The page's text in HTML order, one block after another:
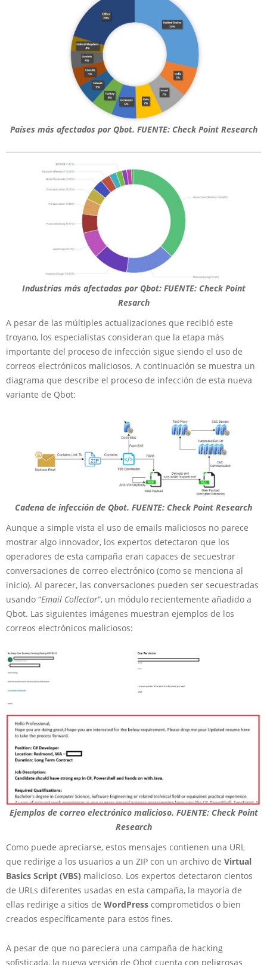
Países más afectados por Qbot. FUENTE: Check Point Research
Industrias más afectadas por Qbot: FUENTE: Check Point
Resarch
A pesar de las múltiples actualizaciones que recibió este
troyano, los especialistas consideran que la etapa más
importante del proceso de infección sigue siendo el uso de
correos electrónicos maliciosos. A continuación se muestra un
diagrama que describe el proceso de infección de esta nueva
variante de Qbot:
Cadena de infección de Qbot. FUENTE: Check Point Research
Aunque a simple vista el uso de emails maliciosos no parece
mostrar algo innovador, los expertos detectaron que los
operadores de esta campaña eran capaces de secuestrar
conversaciones de correo electrónico (como se menciona al
inicio). Al parecer, las conversaciones pueden ser secuestradas
usando “Email Collector“, un módulo recientemente añadido a
Qbot. Las siguientes imágenes muestran ejemplos de los
correos electrónicos maliciosos:
Ejemplos de correo electrónico malicioso. FUENTE: Check Point
Research
Como puede apreciarse, estos mensajes contienen una URL
que redirige a los usuarios a un ZIP con un archivo de Virtual
Basics Script (VBS) malicioso. Los expertos detectaron cientos
de URLs diferentes usadas en esta campaña, la mayoría de
ellas redirige a sitios de WordPress comprometidos o bien
creados específicamente para estos fines.
A pesar de que no pareciera una campaña de hacking
sofisticada, la nueva versión de Qbot cuenta con peligrosas